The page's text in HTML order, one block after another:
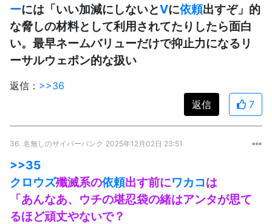
ーには「いい加減にしないとVに依頼出すぞ」的
な脅しの材料として利用されてたりしたら面白
い。最早ネームバリューだけで抑止力になるリ
ーサルウェポン的な扱い
返信： >>36
返信
7
36. 名無しのサイバーパンク 2025年12月02日 23:51
>>35
クロウズ殲滅系の依頼出す前にワカコは
「あんなあ、ウチの堪忍袋の緒はアンタが思て
るほど頑丈やないで？